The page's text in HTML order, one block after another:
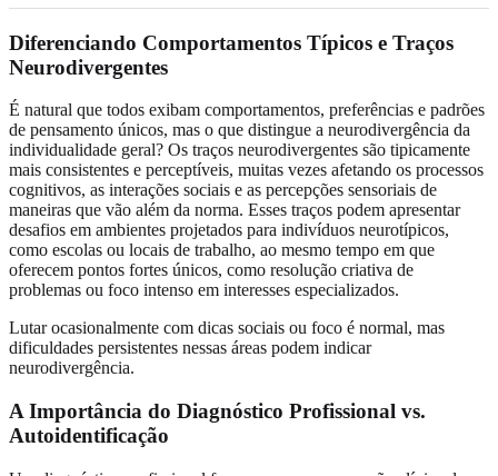
Diferenciando Comportamentos Típicos e Traços
Neurodivergentes
É natural que todos exibam comportamentos, preferências e padrões
de pensamento únicos, mas o que distingue a neurodivergência da
individualidade geral? Os traços neurodivergentes são tipicamente
mais consistentes e perceptíveis, muitas vezes afetando os processos
cognitivos, as interações sociais e as percepções sensoriais de
maneiras que vão além da norma. Esses traços podem apresentar
desafios em ambientes projetados para indivíduos neurotípicos,
como escolas ou locais de trabalho, ao mesmo tempo em que
oferecem pontos fortes únicos, como resolução criativa de
problemas ou foco intenso em interesses especializados.
Lutar ocasionalmente com dicas sociais ou foco é normal, mas
dificuldades persistentes nessas áreas podem indicar
neurodivergência.
A Importância do Diagnóstico Profissional vs.
Autoidentificação